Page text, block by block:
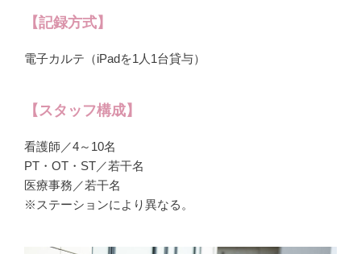
【記録方式】
電子カルテ（iPadを1人1台貸与）
【スタッフ構成】
看護師／4～10名
PT・OT・ST／若干名
医療事務／若干名
※ステーションにより異なる。